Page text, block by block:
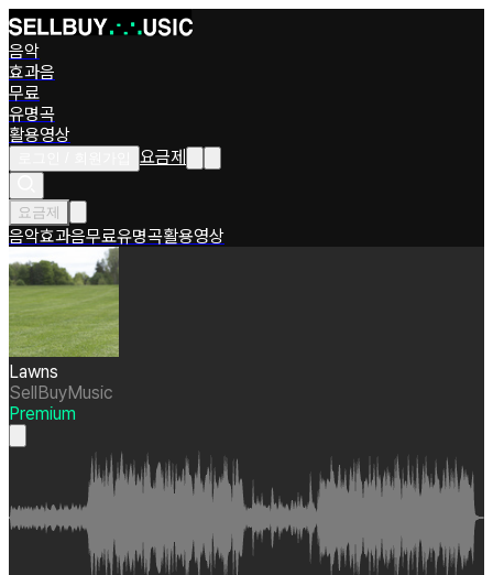
음악
효과음
무료
유명곡
활용영상
요금제
요금제
음악효과음무료유명곡활용영상
Lawns
SellBuyMusic
Premium